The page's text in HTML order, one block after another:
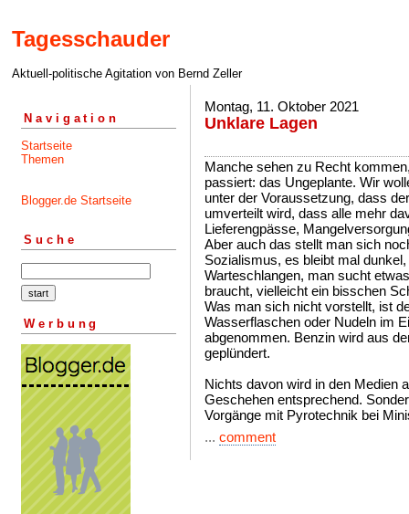
Tagesschauder
Aktuell-politische Agitation von Bernd Zeller
Navigation
Startseite
Themen
Blogger.de Startseite
Suche
Werbung
Montag, 11. Oktober 2021
Unklare Lagen
Manche sehen zu Recht
passiert: das Ungeplante. Wir
unter der Voraussetzung, dass
umverteilt wird, dass alle mehr
Lieferengpässe,
Aber auch das stellt man sich
Sozialismus, es bleibt mal
Warteschlangen, man sucht
braucht, vielleicht ein bisschen
Was man sich nicht vorstellt, ist
Wasserflaschen oder Nudeln im
abgenommen. Benzin wird aus
geplündert.
Nichts davon wird in den Medien
Geschehen entsprechend.
Vorgänge mit Pyrotechnik bei
... comment